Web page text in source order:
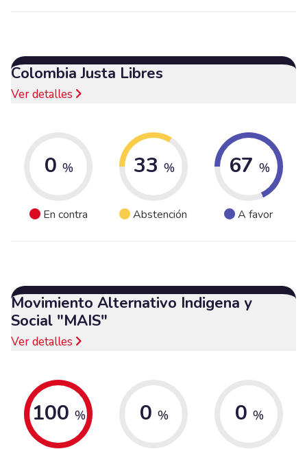
Colombia Justa Libres
Ver detalles
0 %
En contra
33 %
Abstención
67 %
A favor
Movimiento Alternativo Indigena y
Social "MAIS"
Ver detalles
100 % 0 % 0 %